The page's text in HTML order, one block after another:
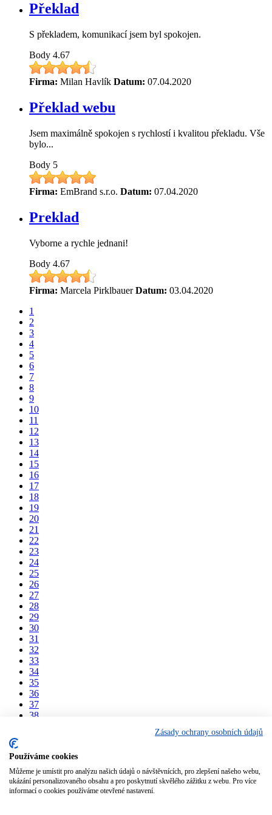
Překlad
S překladem, komunikací jsem byl spokojen.
Body 4.67
Firma: Milan Havlík Datum: 07.04.2020
Překlad webu
Jsem maximálně spokojen s rychlostí i kvalitou překladu. Vše
bylo...
Body 5
Firma: EmBrand s.r.o. Datum: 07.04.2020
Preklad
Vyborne a rychle jednani!
Body 4.67
Firma: Marcela Pirklbauer Datum: 03.04.2020
1
2
3
4
5
6
7
8
9
10
11
12
13
14
15
16
17
18
19
20
21
22
23
24
25
26
27
28
29
30
31
32
33
34
35
36
37
38
42
43
44
45
Zásady ochrany osobních údajů
Používáme cookies
Můžeme je umístit pro analýzu našich údajů o návštěvnících, pro zlepšení našeho webu,
ukázání personalizovaného obsahu a pro poskytnutí skvělého zážitku z webu. Pro více
informací o cookies používáme otevřené nastavení.